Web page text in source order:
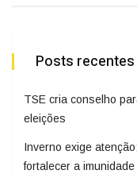
Posts recentes
TSE cria conselho
eleições
Inverno exige
fortalecer a